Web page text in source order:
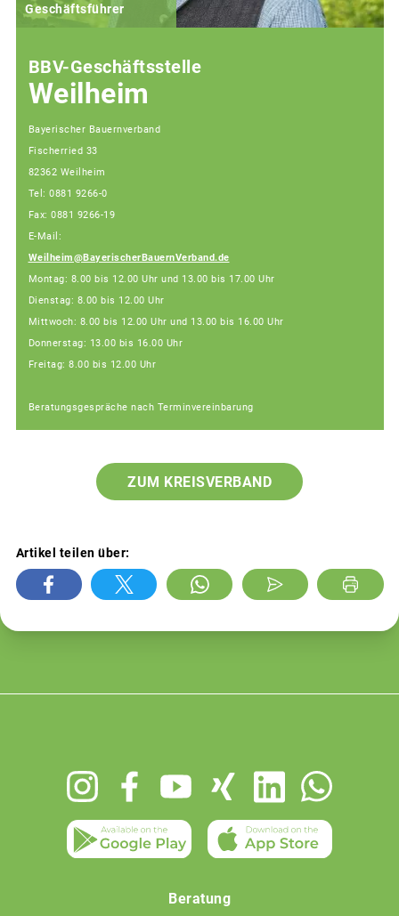
Geschäftsführer
BBV-Geschäftsstelle
Weilheim
Bayerischer Bauernverband
Fischerried 33
82362 Weilheim
Tel: 0881 9266-0
Fax: 0881 9266-19
E-Mail:
Weilheim@BayerischerBauernVerband.de
Montag: 8.00 bis 12.00 Uhr und 13.00 bis 17.00 Uhr
Dienstag: 8.00 bis 12.00 Uhr
Mittwoch: 8.00 bis 12.00 Uhr und 13.00 bis 16.00 Uhr
Donnerstag: 13.00 bis 16.00 Uhr
Freitag: 8.00 bis 12.00 Uhr
Beratungsgespräche nach Terminvereinbarung
ZUM KREISVERBAND
Artikel teilen über:
Beratung